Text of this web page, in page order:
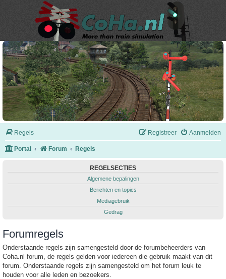
Regels Aanmelden
Registreer
Portal Forum Regels
REGELSECTIES
Algemene bepalingen
Berichten en topics
Mediagebruik
Gedrag
Forumregels
Onderstaande regels zijn samengesteld door de forumbeheerders van
Coha.nl forum, de regels gelden voor iedereen die gebruik maakt van dit
forum. Onderstaande regels zijn samengesteld om het forum leuk te
houden voor alle leden en bezoekers.